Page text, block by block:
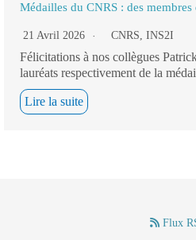
Médailles du CNRS : des
21 Avril 2026 CNRS, INS2I
Félicitations à nos collègues
lauréats respectivement de la
Lire la suite
Flux